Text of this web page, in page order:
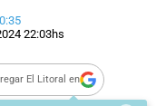
22:03hs
El Litoral en